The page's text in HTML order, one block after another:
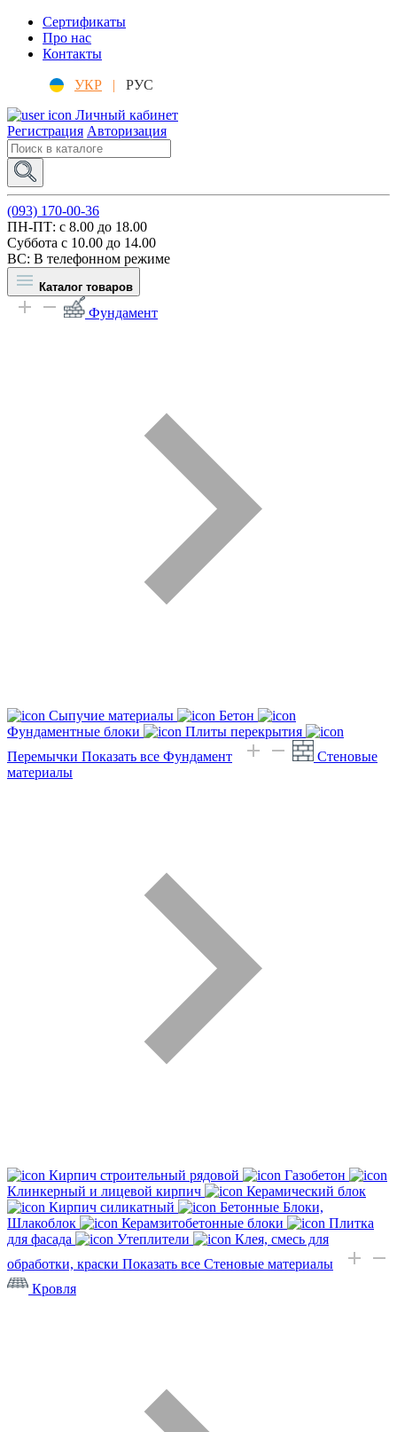
Сертификаты
Про нас
Контакты
УКР |
РУС
Личный кабинет
Регистрация Авторизация
(093) 170-00-36
ПН-ПТ: c 8.00 до 18.00
Суббота с 10.00 до 14.00
ВС: В телефонном режиме
Каталог товаров
Фундамент
Сыпучие материалы
Бетон
Фундаментные блоки
Плиты перекрытия
Перемычки Показать все Фундамент
Стеновые
материалы
Кирпич строительный рядовой
Газобетон
Клинкерный и лицевой кирпич
Керамический блок
Кирпич силикатный
Бетонные Блоки,
Шлакоблок
Керамзитобетонные блоки
Плитка
для фасада
Утеплители
Клея, смесь для
обработки, краски Показать все Стеновые материалы
Кровля